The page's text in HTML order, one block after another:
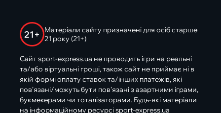
21+
Матеріали сайту призначені для осіб старше
21 року (21+)
Сайт sport-express.ua не проводить ігри на реальні
та/або віртуальні гроші, також сайт не приймає ні в
якій формі оплату ставок та/інших платежів, які
пов’язані/можуть бути пов’язані з азартними іграми,
букмекерами чи тоталізаторами. Будь-які матеріали
на інформаційному ресурсі sport-express.ua